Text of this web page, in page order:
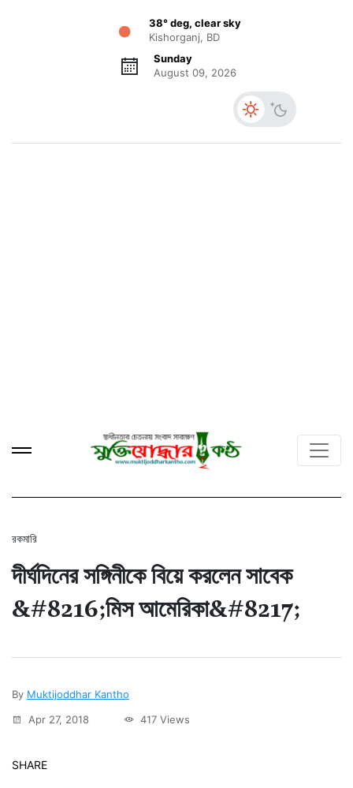
38° deg, clear sky
Kishorganj, BD
Sunday
August 09, 2026
রকমারি
দীর্ঘদিনের সঙ্গিনীকে বিয়ে করলেন সাবেক
&#8216;মিস আমেরিকা&#8217;
By Muktijoddhar Kantho
Apr 27, 2018
417 Views
SHARE